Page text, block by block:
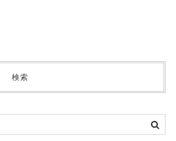
検索